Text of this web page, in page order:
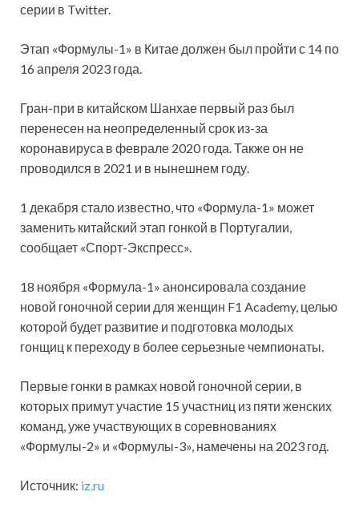
серии в Twitter.
Этап «Формулы-1» в Китае должен был пройти с 14 по
16 апреля 2023 года.
Гран-при в китайском Шанхае первый раз был
перенесен на неопределенный срок из-за
коронавируса в феврале 2020 года. Также он не
проводился в 2021 и в нынешнем году.
1 декабря стало известно, что «Формула-1» может
заменить китайский этап гонкой в Португалии,
сообщает «Спорт-Экспресс».
18 ноября «Формула-1» анонсировала создание
новой гоночной серии для женщин F1 Academy, целью
которой будет развитие и подготовка молодых
гонщиц к переходу в более серьезные чемпионаты.
Первые гонки в рамках новой гоночной серии, в
которых примут участие 15 участниц из пяти женских
команд, уже участвующих в соревнованиях
«Формулы-2» и «Формулы-3», намечены на 2023 год.
Источник: iz.ru